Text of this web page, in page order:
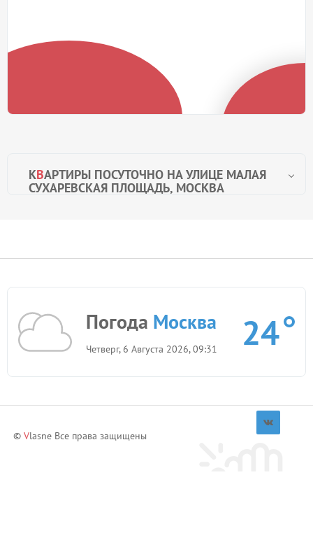
КВАРТИРЫ ПОСУТОЧНО НА УЛИЦЕ МАЛАЯ
СУХАРЕВСКАЯ ПЛОЩАДЬ, МОСКВА
Погода Москва
Четверг, 6 Августа 2026, 09:31 24
© Vlasne Все права защищены